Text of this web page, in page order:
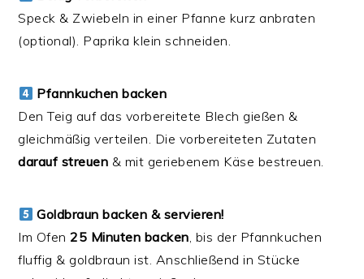
Speck & Zwiebeln in einer Pfanne kurz anbraten
(optional). Paprika klein schneiden.
Pfannkuchen backen
Den Teig auf das vorbereitete Blech gießen &
gleichmäßig verteilen. Die vorbereiteten Zutaten
darauf streuen & mit geriebenem Käse bestreuen.
Goldbraun backen & servieren!
Im Ofen25 Minuten backen, bis der Pfannkuchen
fluffig & goldbraun ist. Anschließend in Stücke